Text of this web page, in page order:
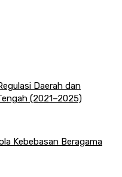
Daerah dan
(2021–2025)
Kebebasan Beragama